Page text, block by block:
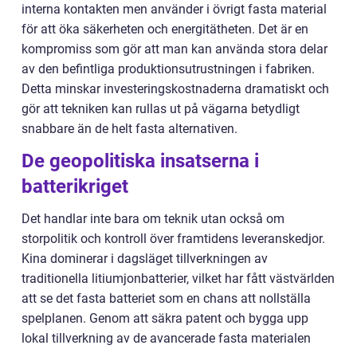
interna kontakten men använder i övrigt fasta material
för att öka säkerheten och energitätheten. Det är en
kompromiss som gör att man kan använda stora delar
av den befintliga produktionsutrustningen i fabriken.
Detta minskar investeringskostnaderna dramatiskt och
gör att tekniken kan rullas ut på vägarna betydligt
snabbare än de helt fasta alternativen.
De geopolitiska insatserna i
batterikriget
Det handlar inte bara om teknik utan också om
storpolitik och kontroll över framtidens leveranskedjor.
Kina dominerar i dagsläget tillverkningen av
traditionella litiumjonbatterier, vilket har fått västvärlden
att se det fasta batteriet som en chans att nollställa
spelplanen. Genom att säkra patent och bygga upp
lokal tillverkning av de avancerade fasta materialen